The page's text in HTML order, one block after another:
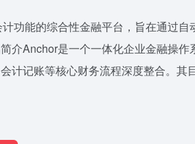
功能的综合性金融平台，旨在通过自
介Anchor是一个一体化企业金融操作
计记账等核心财务流程深度整合。其